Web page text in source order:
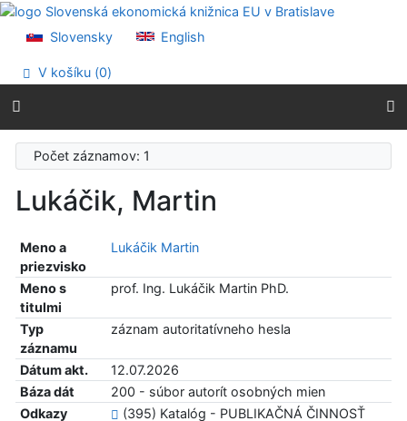
Prejsť na obsah
Prehlásenie o webovej prístupnosti
Slovensky English
V košíku (0)
Počet záznamov: 1
Lukáčik, Martin
Meno a
priezvisko
Lukáčik Martin
Meno s
titulmi
prof. Ing. Lukáčik Martin PhD.
Typ
záznamu
záznam autoritatívneho hesla
Dátum akt.
12.07.2026
Báza dát
200 - súbor autorít osobných mien
Odkazy
(395) Katalóg - PUBLIKAČNÁ ČINNOSŤ